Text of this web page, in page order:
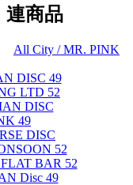
連商品
All City / MR. PINK
DISC 49
LTD 52
DISC
49
DISC
52
BAR 52
Disc 49